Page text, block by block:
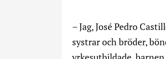
– Jag, José Pedro
systrar och bröder,